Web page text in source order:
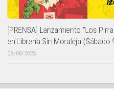
[PRENSA] Lanzamiento "Los
en Librería Sin Moraleja (Sábado
08/08/2025